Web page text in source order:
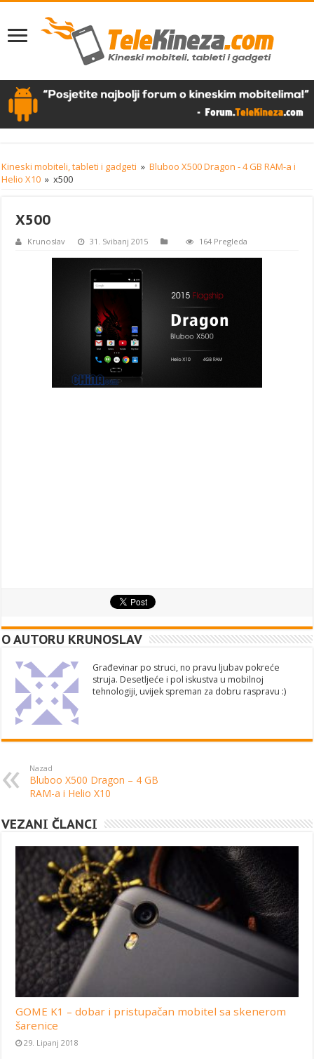
Kineski mobiteli, tableti i gadgeti » Bluboo X500 Dragon - 4 GB RAM-a i
Helio X10 » x500
X500
Krunoslav 31. Svibanj 2015 164 Pregleda
O AUTORU KRUNOSLAV
Građevinar po struci, no pravu ljubav pokreće
struja. Desetljeće i pol iskustva u mobilnoj
tehnologiji, uvijek spreman za dobru raspravu :)
Nazad
Bluboo X500 Dragon – 4 GB
RAM-a i Helio X10
VEZANI ČLANCI
GOME K1 – dobar i pristupačan mobitel sa skenerom
šarenice
29. Lipanj 2018